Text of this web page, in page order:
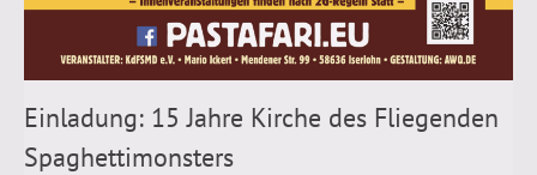
Einladung: 15 Jahre Kirche des Fliegenden
Spaghettimonsters